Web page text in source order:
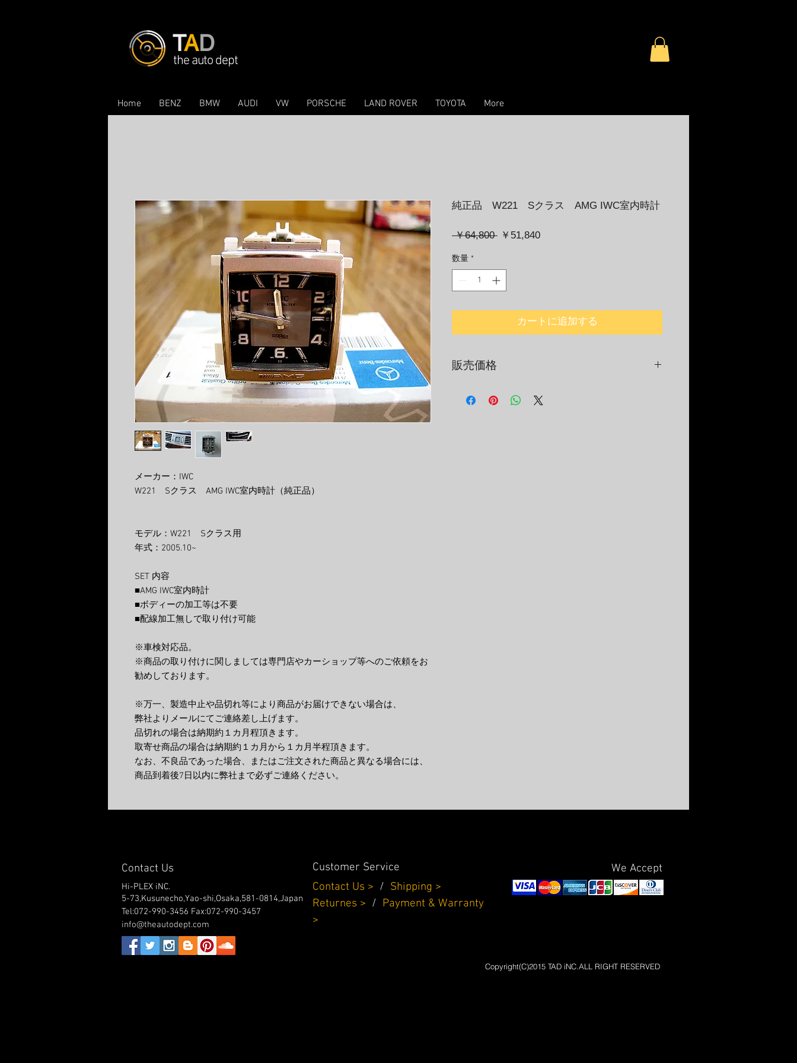
TAD
the auto dept
Home BENZ BMW AUDI VW PORSCHE LAND ROVER TOYOTA More
メーカー：IWC
W221 Sクラス AMG IWC室内時計（純正品）
モデル：W221 Sクラス用
年式：2005.10~
SET 内容
■AMG IWC室内時計
■ボディーの加工等は不要
■配線加工無しで取り付け可能
※車検対応品。
※商品の取り付けに関しましては専門店やカーショップ等へのご依頼をお
勧めしております。
※万一、製造中止や品切れ等により商品がお届けできない場合は、
弊社よりメールにてご連絡差し上げます。
品切れの場合は納期約１カ月程頂きます。
取寄せ商品の場合は納期約１カ月から１カ月半程頂きます。
なお、不良品であった場合、またはご注文された商品と異なる場合には、
商品到着後7 日以内に弊社まで必ずご連絡ください。
純正品 W221 Sクラス AMG IWC室内時計
￥64,800 通
格
￥51,840セ
数量 *
カートに追加する
販売価格
含んだ、総額表示です。
Contact Us
Hi-PLEX iNC.
5-73,Kusunecho,Yao-shi,Osaka,581-0814,Japan
Tel:072-990-3456 Fax:072-990-3457
info@theautodept.com
Customer Service
Contact Us > / Shipping >
Returnes > / Payment & Warranty
>
We Accept
Copyright(C)2015 TAD iNC.ALL RIGHT RESERVED